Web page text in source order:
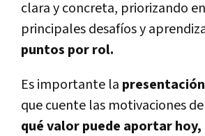
clara y concreta, priorizando
principales desafíos y
puntos por rol.
Es importante la
que cuente las motivaciones
qué valor puede aportar